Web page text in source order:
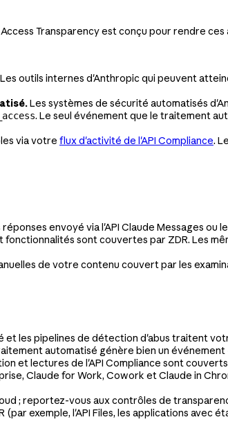
Transparency est conçu pour rendre
Les outils internes d'Anthropic qui peuvent
Les systèmes de sécurité automatisés
. Le seul événement que le traitement
via votre flux d'activité de l'API Compliance.
envoyé via l'API Claude Messages ou
fonctionnalités sont couvertes par ZDR. Les
de votre contenu couvert par les
et les pipelines de détection d'abus traitent
automatisé génère bien un événement
et lectures de l'API Compliance sont
Claude for Work, Cowork et Claude in
; reportez-vous aux contrôles de
exemple, l'API Files, les applications avec